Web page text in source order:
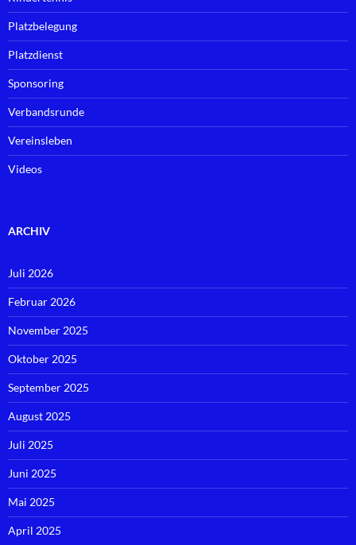
Platzbelegung
Platzdienst
Sponsoring
Verbandsrunde
Vereinsleben
Videos
ARCHIV
Juli 2026
Februar 2026
November 2025
Oktober 2025
September 2025
August 2025
Juli 2025
Juni 2025
Mai 2025
April 2025